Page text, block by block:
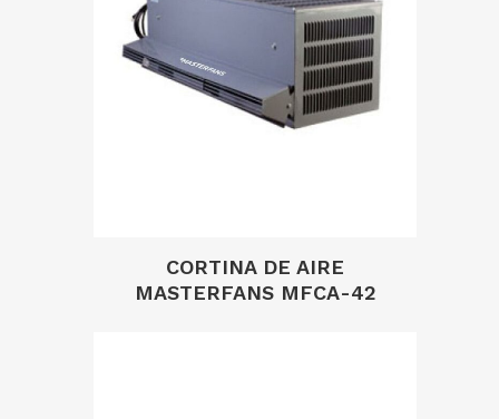
CORTINA DE AIRE
MASTERFANS MFCA-42